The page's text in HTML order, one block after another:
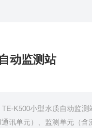
动监测站
TE-K500小型水质自动监
讯单元）、监测单元（含